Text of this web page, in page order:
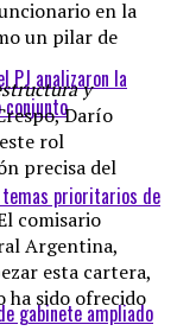
en la
un pilar de
y
Darío
rol
precisa del
comisario
Argentina,
esta cartera,
ha sido ofrecido
PJ analizaron la
prioritarios de
gabinete ampliado